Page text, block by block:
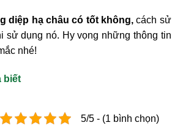
diệp hạ châu có tốt không,cách sử
sử dụng nó. Hy vọng những thông tin
nhé!
biết
5/5 - (1 bình chọn)